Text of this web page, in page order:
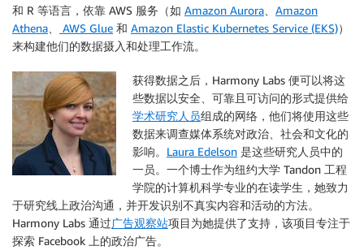
和 R 等语言，依靠 AWS 服务（如 Amazon Aurora
Amazon
Athena
AWS Glue 和 Amazon Elastic Kubernetes Service (EKS)）
来构建他们的数据摄入和处理工作流。
获得数据之后，Harmony Labs 便可以将这
些数据以安全、可靠且可访问的形式提供给
学术研究人员组成的网络，他们将使用这些
数据来调查媒体系统对政治、社会和文化的
影响。 Laura Edelson 是这些研究人员中的
一员。一个博士作为纽约大学 Tandon 工程
学院的计算机科学专业的在读学生，她致力
于研究线上政治沟通，并开发识别不真实内容和活动的方法。
Harmony Labs 通过广告观察站项目为她提供了支持，该项目专注于
探索 Facebook 上的政治广告。